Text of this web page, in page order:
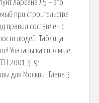
Ларсена Л5 – это
при строительстве
правил составлен с
людей. Таблица
Указаны как прямые,
2001.3-9:
для Москвы. Глава 3.